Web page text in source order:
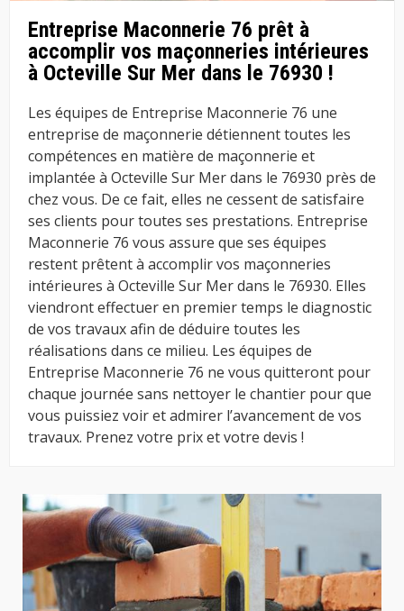
Entreprise Maconnerie 76 prêt à
accomplir vos maçonneries intérieures
à Octeville Sur Mer dans le 76930 !
Les équipes de Entreprise Maconnerie 76 une
entreprise de maçonnerie détiennent toutes les
compétences en matière de maçonnerie et
implantée à Octeville Sur Mer dans le 76930 près de
chez vous. De ce fait, elles ne cessent de satisfaire
ses clients pour toutes ses prestations. Entreprise
Maconnerie 76 vous assure que ses équipes
restent prêtent à accomplir vos maçonneries
intérieures à Octeville Sur Mer dans le 76930. Elles
viendront effectuer en premier temps le diagnostic
de vos travaux afin de déduire toutes les
réalisations dans ce milieu. Les équipes de
Entreprise Maconnerie 76 ne vous quitteront pour
chaque journée sans nettoyer le chantier pour que
vous puissiez voir et admirer l’avancement de vos
travaux. Prenez votre prix et votre devis !